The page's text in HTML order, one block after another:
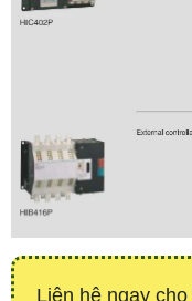
Liên hệ ngay cho